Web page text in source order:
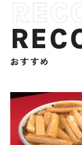
おすすめ